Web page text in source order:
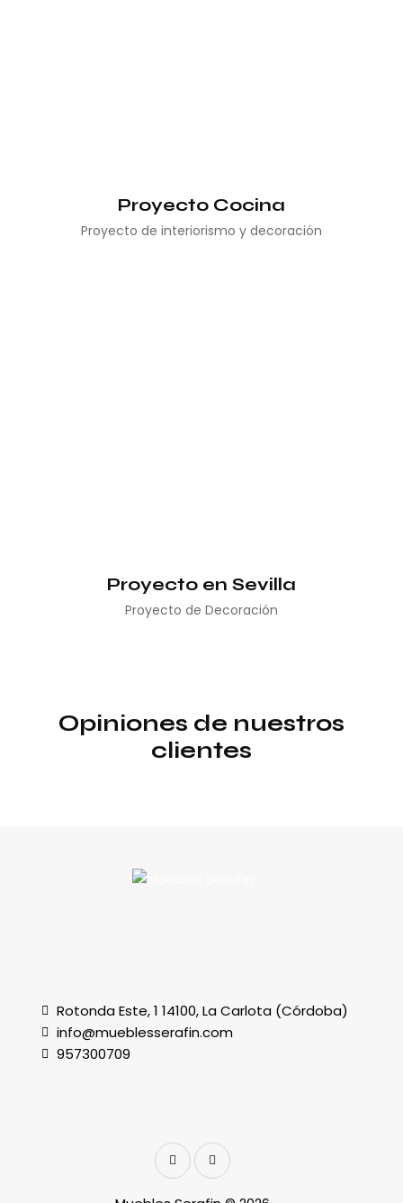
Proyecto Cocina
Proyecto de interiorismo y decoración
Proyecto en Sevilla
Proyecto de Decoración
Opiniones de nuestros
clientes
Rotonda Este, 1 14100, La Carlota (Córdoba)
info@mueblesserafin.com
957300709